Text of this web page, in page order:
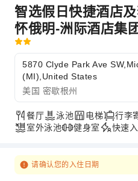
智选假日快捷酒店
怀俄明-洲际酒店集
5870 Clyde Park Ave
(MI),United States
美国 密歇根州
餐厅 泳池 电梯 行李
室外泳池
健身室 快速
请确认您的入住日期